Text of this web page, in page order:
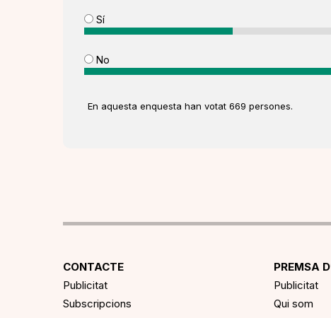
Sí
No
En aquesta enquesta han votat 669 persones.
CONTACTE
Publicitat
Subscripcions
PREMSA
Publicitat
Qui som